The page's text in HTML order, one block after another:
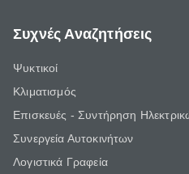
Συχνές Αναζητήσεις
Ψυκτικοί
Κλιματισμός
Επισκευές - Συντήρηση
Συνεργεία Αυτοκινήτων
Λογιστικά Γραφεία